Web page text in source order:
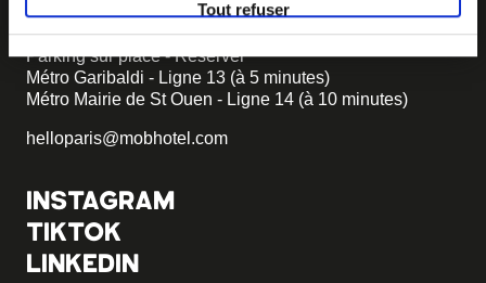
Tout refuser
+33 1 47 00 70 70
Parking sur place - Réserver
Métro Garibaldi - Ligne 13 (à 5 minutes)
Métro Mairie de St Ouen - Ligne 14 (à 10 minutes)
helloparis@mobhotel.com
INSTAGRAM
TIKTOK
LINKEDIN